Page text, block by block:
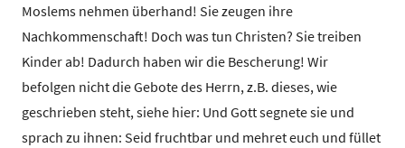
Moslems nehmen überhand! Sie zeugen ihre
Nachkommenschaft! Doch was tun Christen? Sie treiben
Kinder ab! Dadurch haben wir die Bescherung! Wir
befolgen nicht die Gebote des Herrn, z.B. dieses, wie
geschrieben steht, siehe hier: Und Gott segnete sie und
sprach zu ihnen: Seid fruchtbar und mehret euch und füllet